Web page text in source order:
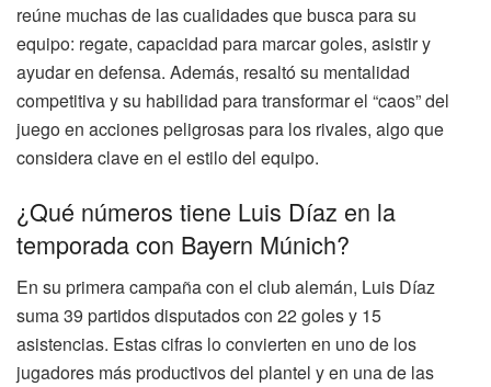
reúne muchas de las cualidades que busca para su
equipo: regate, capacidad para marcar goles, asistir y
ayudar en defensa. Además, resaltó su mentalidad
competitiva y su habilidad para transformar el “caos” del
juego en acciones peligrosas para los rivales, algo que
considera clave en el estilo del equipo.
¿Qué números tiene Luis Díaz en la
temporada con Bayern Múnich?
En su primera campaña con el club alemán, Luis Díaz
suma 39 partidos disputados con 22 goles y 15
asistencias. Estas cifras lo convierten en uno de los
jugadores más productivos del plantel y en una de las